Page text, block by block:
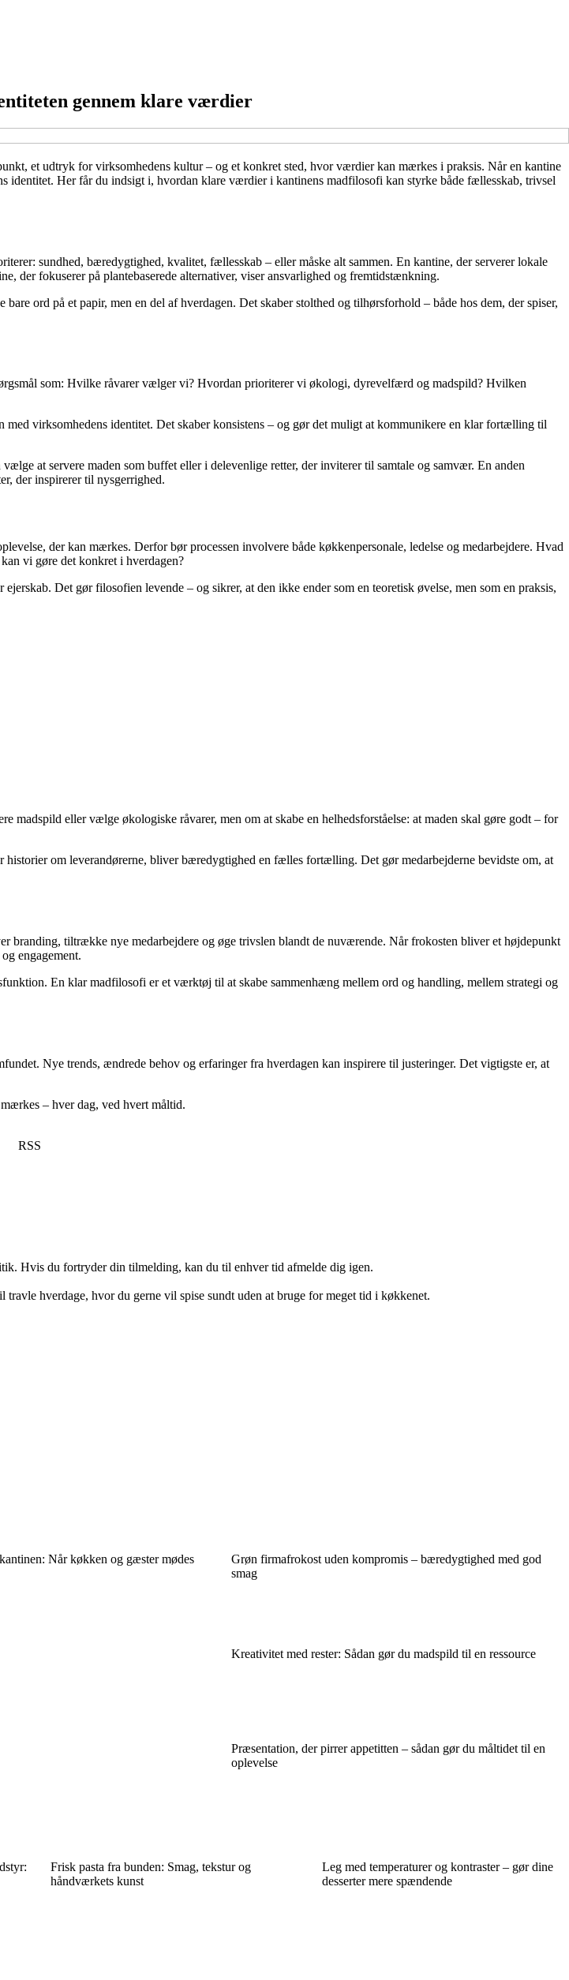
gennem klare værdier
et udtryk for virksomhedens kultur – og et konkret sted, hvor værdier kan mærkes i praksis. Når en kantine
identitet. Her får du indsigt i, hvordan klare værdier i kantinens madfilosofi kan styrke både fællesskab, trivsel
sundhed, bæredygtighed, kvalitet, fællesskab – eller måske alt sammen. En kantine, der serverer lokale
der fokuserer på plantebaserede alternativer, viser ansvarlighed og fremtidstænkning.
ord på et papir, men en del af hverdagen. Det skaber stolthed og tilhørsforhold – både hos dem, der spiser,
som: Hvilke råvarer vælger vi? Hvordan prioriterer vi økologi, dyrevelfærd og madspild? Hvilken
virksomhedens identitet. Det skaber konsistens – og gør det muligt at kommunikere en klar fortælling til
at servere maden som buffet eller i delevenlige retter, der inviterer til samtale og samvær. En anden
der inspirerer til nysgerrighed.
der kan mærkes. Derfor bør processen involvere både køkkenpersonale, ledelse og medarbejdere. Hvad
vi gøre det konkret i hverdagen?
Det gør filosofien levende – og sikrer, at den ikke ender som en teoretisk øvelse, men som en praksis,
eller vælge økologiske råvarer, men om at skabe en helhedsforståelse: at maden skal gøre godt – for
om leverandørerne, bliver bæredygtighed en fælles fortælling. Det gør medarbejderne bevidste om, at
branding, tiltrække nye medarbejdere og øge trivslen blandt de nuværende. Når frokosten bliver et højdepunkt
engagement.
En klar madfilosofi er et værktøj til at skabe sammenhæng mellem ord og handling, mellem strategi og
Nye trends, ændrede behov og erfaringer fra hverdagen kan inspirere til justeringer. Det vigtigste er, at
– hver dag, ved hvert måltid.
RSS
Hvis du fortryder din tilmelding, kan du til enhver tid afmelde dig igen.
hverdage, hvor du gerne vil spise sundt uden at bruge for meget tid i køkkenet.
Når køkken og gæster mødes
Grøn firmafrokost uden kompromis – bæredygtighed med god
smag
Kreativitet med rester: Sådan gør du madspild til en ressource
Præsentation, der pirrer appetitten – sådan gør du måltidet til en
oplevelse
Frisk pasta fra bunden: Smag, tekstur og
håndværkets kunst
Leg med temperaturer og kontraster – gør dine
desserter mere spændende